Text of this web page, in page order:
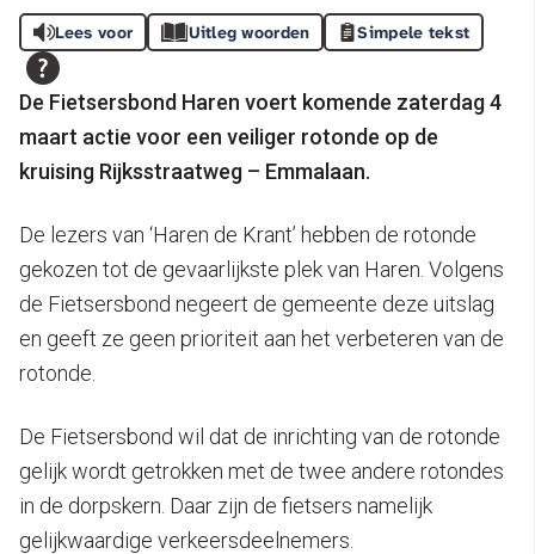
Lees voor Uitleg woorden Simpele tekst
De Fietsersbond Haren voert komende zaterdag 4
maart actie voor een veiliger rotonde op de
kruising Rijksstraatweg – Emmalaan.
De lezers van ‘Haren de Krant’ hebben de rotonde
gekozen tot de gevaarlijkste plek van Haren. Volgens
de Fietsersbond negeert de gemeente deze uitslag
en geeft ze geen prioriteit aan het verbeteren van de
rotonde.
De Fietsersbond wil dat de inrichting van de rotonde
gelijk wordt getrokken met de twee andere rotondes
in de dorpskern. Daar zijn de fietsers namelijk
gelijkwaardige verkeersdeelnemers.